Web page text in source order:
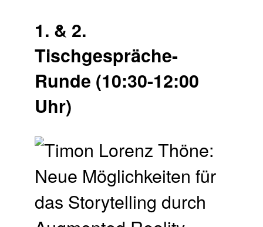
1. & 2.
Tischgespräche-
Runde (10:30-12:00
Uhr)